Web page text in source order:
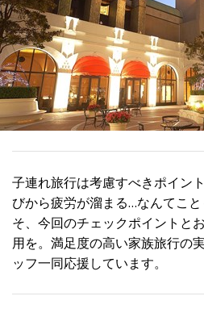
子連れ旅行は考慮すべきポイン
びから疲労が溜まる…なんてこ
そ、今回のチェックポイントと
用を。満足度の高い家族旅行の
ッフ一同応援しています。